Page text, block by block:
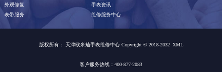
外观修复
表带服务
手表资讯
维修服务中心
版权所有： 天津欧米茄手表维修中心 Copyright © 2018-2032 XML
客户服务热线：400-877-2083